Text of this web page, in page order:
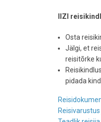
IIZI
Osta
Jälgi, et
reisitõrke
pidada